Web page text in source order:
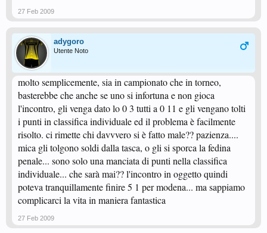
27 Feb 2009
adygoro
Utente Noto
molto semplicemente, sia in campionato che in torneo,
basterebbe che anche se uno si infortuna e non gioca
l'incontro, gli venga dato lo 0 3 tutti a 0 11 e gli vengano tolti
i punti in classifica individuale ed il problema è facilmente
risolto. ci rimette chi davvvero si è fatto male?? pazienza....
mica gli tolgono soldi dalla tasca, o gli si sporca la fedina
penale... sono solo una manciata di punti nella classifica
individuale... che sarà mai?? l'incontro in oggetto quindi
poteva tranquillamente finire 5 1 per modena... ma sappiamo
complicarci la vita in maniera fantastica
27 Feb 2009